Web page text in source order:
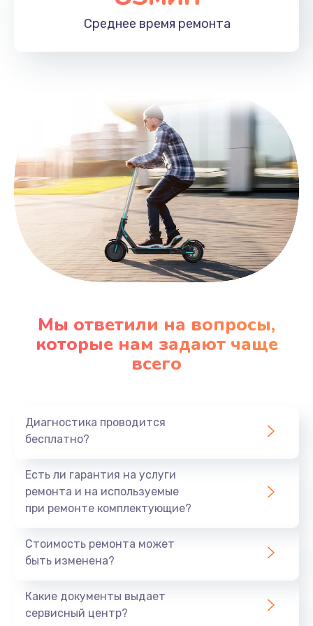
Заказать
Замена HDMI
Среднее время ремонта
Мы ответили на вопросы,
которые нам задают чаще
всего
Диагностика проводится
бесплатно?
Есть ли гарантия на услуги
ремонта и на используемые
при ремонте комплектующие?
Стоимость ремонта может
быть изменена?
Какие документы выдает
сервисный центр?